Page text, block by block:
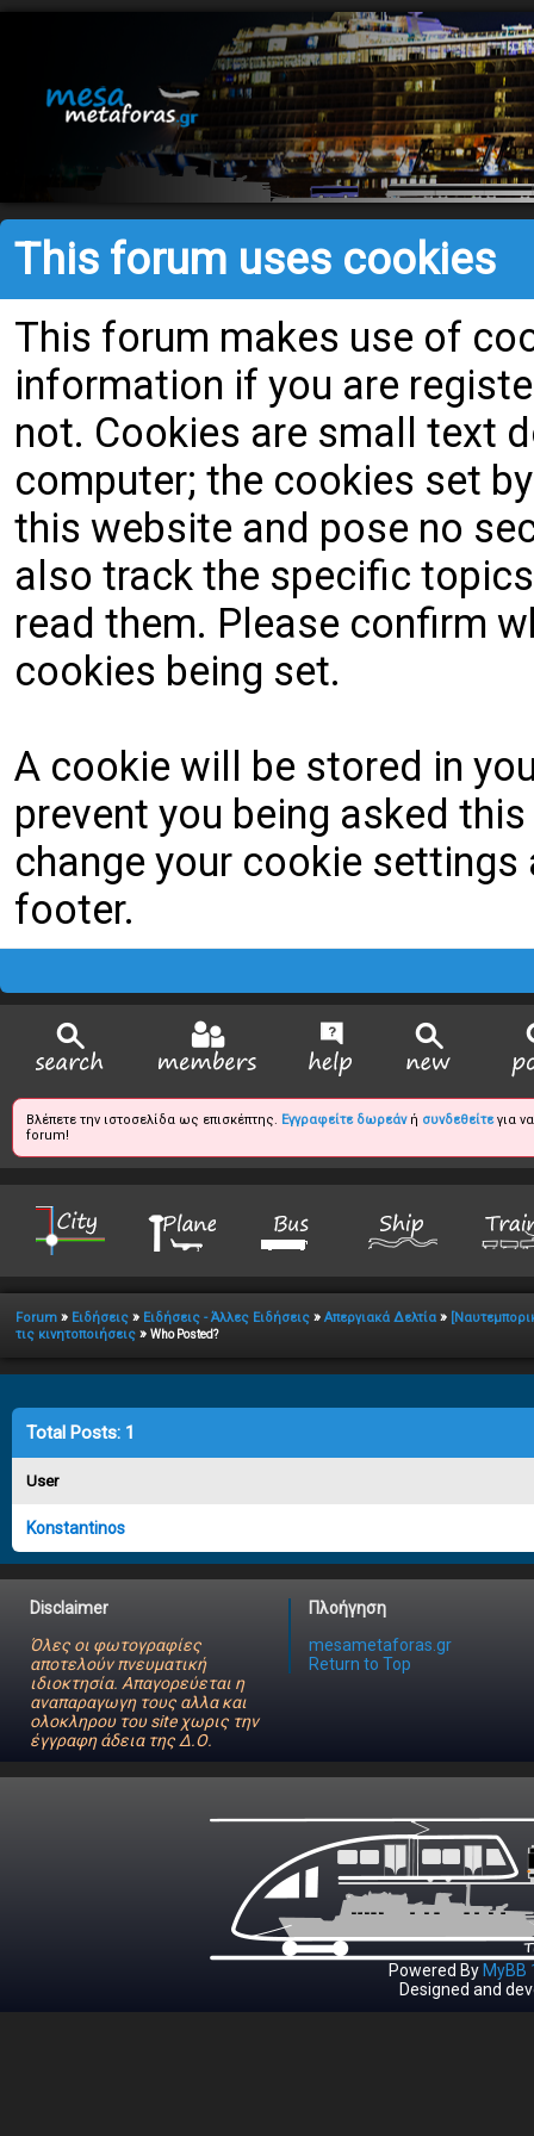
This forum uses cookies
This forum makes use of
information if you are
not. Cookies are small text
computer; the cookies set
this website and pose no
also track the specific
read them. Please confirm
cookies being set.
A cookie will be stored in
prevent you being asked
change your cookie
footer.
Βλέπετε την ιστοσελίδα ως επισκέπτης. Εγγραφείτε δωρεάνή συνδεθείτεγια
forum!
Forum » Ειδήσεις » Ειδήσεις - Άλλες Ειδήσεις » Απεργιακά Δελτία »
τις κινητοποιήσεις » Who Posted?
Total Posts: 1
User
Konstantinos
Disclaimer
Όλες οι φωτογραφίες
αποτελούν πνευματική
ιδιοκτησία. Απαγορεύεται η
αναπαραγωγη τους αλλα και
ολοκληρου του site χωρις την
έγγραφη άδεια της Δ.Ο.
Πλοήγηση
mesametaforas.gr
Return to Top
Powered By MyBB
Designed and